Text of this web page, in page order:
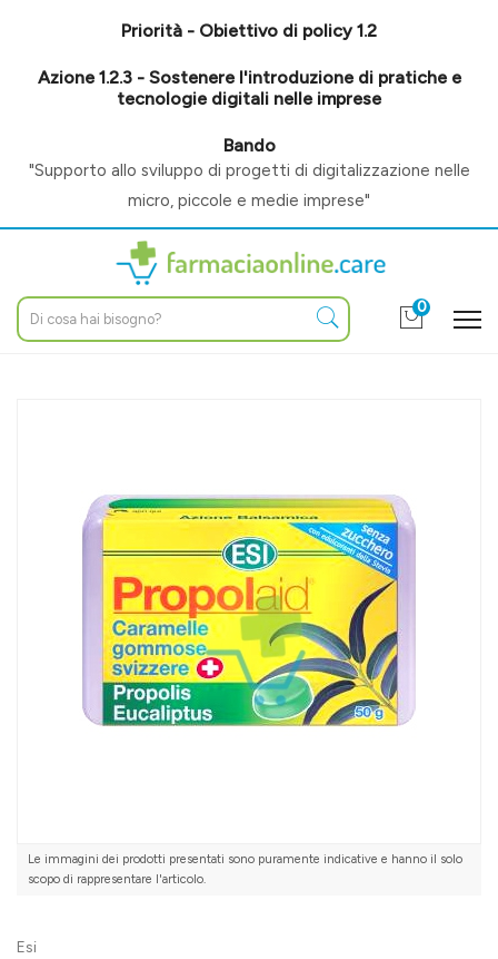
Priorità - Obiettivo di policy 1.2
Azione 1.2.3 - Sostenere l'introduzione di pratiche e
tecnologie digitali nelle imprese
Bando
"Supporto allo sviluppo di progetti di digitalizzazione nelle
micro, piccole e medie imprese"
0
Le immagini dei prodotti presentati sono puramente indicative e hanno il solo
scopo di rappresentare l'articolo.
Esi